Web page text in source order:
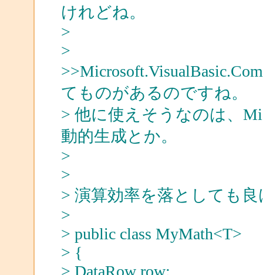
けれどね。
>
>
てものがあるのですね。
> 他に使えそうなのは、
動的生成とか。
>
>
> 演算効率を落としても
>
> public class MyMath<T>
> {
> DataRow row;